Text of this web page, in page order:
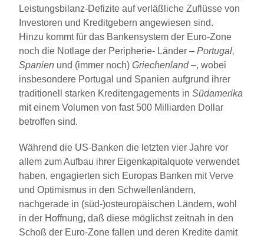
Leistungsbilanz-Defizite auf verläßliche Zuflüsse von
Investoren und Kreditgebern angewiesen sind.
Hinzu kommt für das Bankensystem der Euro-Zone
noch die Notlage der Peripherie- Länder –Portugal,
Spanien und (immer noch)Griechenland–, wobei
insbesondere Portugal und Spanien aufgrund ihrer
traditionell starken Kreditengagements inSüdamerika
mit einem Volumen von fast 500 Milliarden Dollar
betroffen sind.
Während die US-Banken die letzten vier Jahre vor
allem zum Aufbau ihrer Eigenkapitalquote verwendet
haben, engagierten sich Europas Banken mit Verve
und Optimismus in den Schwellenländern,
nachgerade in (süd-)osteuropäischen Ländern, wohl
in der Hoffnung, daß diese möglichst zeitnah in den
Schoß der Euro-Zone fallen und deren Kredite damit